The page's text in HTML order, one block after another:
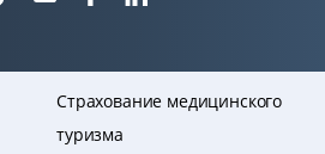
Страхование медицинского
туризма